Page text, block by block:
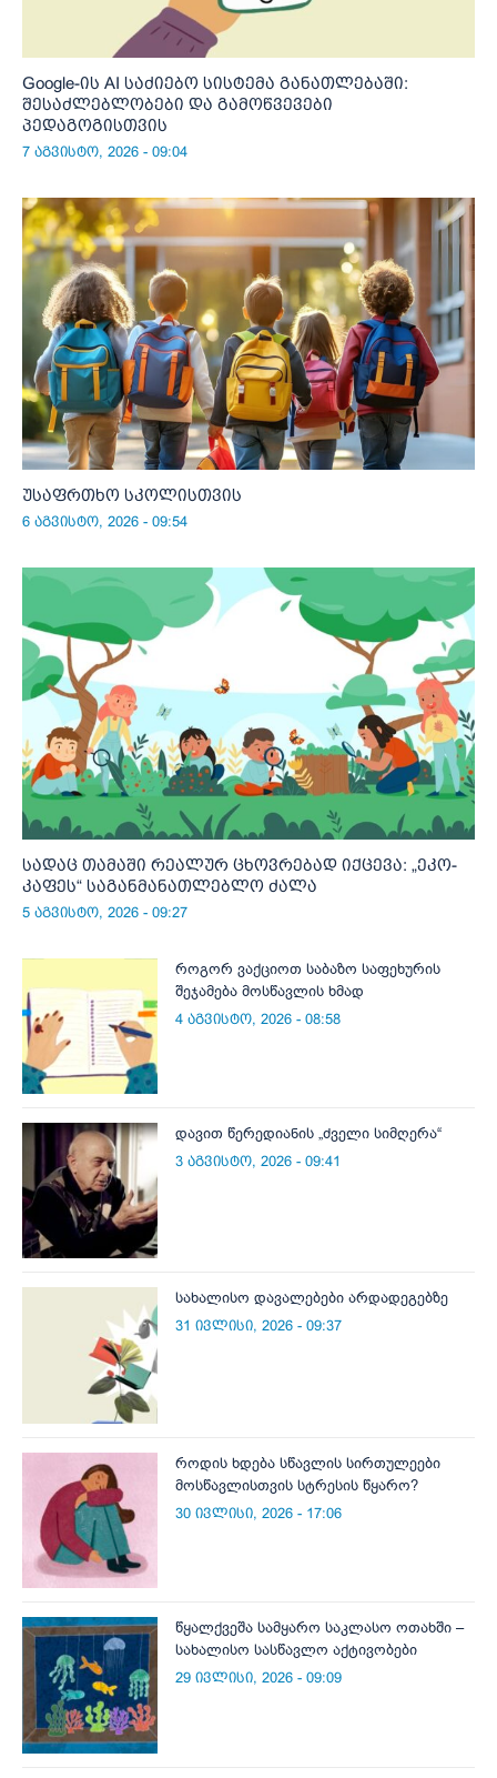
Google-ის AI საძიებო სისტემა განათლებაში:
შესაძლებლობები და გამოწვევები
პედაგოგისთვის
7 აგვისტო, 2026 - 09:04
უსაფრთხო სკოლისთვის
6 აგვისტო, 2026 - 09:54
სადაც თამაში რეალურ ცხოვრებად იქცევა: „ეკო-
კაფეს“ საგანმანათლებლო ძალა
5 აგვისტო, 2026 - 09:27
როგორ ვაქციოთ საბაზო საფეხურის
შეჯამება მოსწავლის ხმად
4 აგვისტო, 2026 - 08:58
დავით წერედიანის „ძველი სიმღერა“
3 აგვისტო, 2026 - 09:41
სახალისო დავალებები არდადეგებზე
31 ივლისი, 2026 - 09:37
როდის ხდება სწავლის სირთულეები
მოსწავლისთვის სტრესის წყარო?
30 ივლისი, 2026 - 17:06
წყალქვეშა სამყარო საკლასო ოთახში –
სახალისო სასწავლო აქტივობები
29 ივლისი, 2026 - 09:09